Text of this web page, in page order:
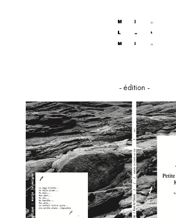
- édition -